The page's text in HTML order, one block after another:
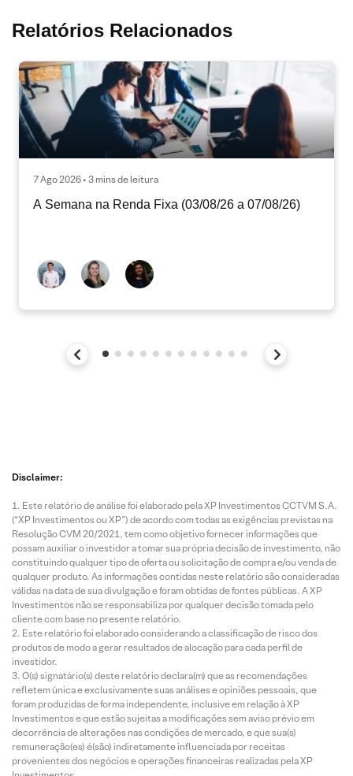
Relatórios Relacionados
7 Ago 2026 • 3 mins de leitura
A Semana na Renda Fixa (03/08/26 a 07/08/26)
Disclaimer:
Este relatório de análise foi elaborado pela XP Investimentos CCTVM S.A.
(“XP Investimentos ou XP”) de acordo com todas as exigências previstas na
Resolução CVM 20/2021, tem como objetivo fornecer informações que
possam auxiliar o investidor a tomar sua própria decisão de investimento, não
constituindo qualquer tipo de oferta ou solicitação de compra e/ou venda de
qualquer produto. As informações contidas neste relatório são consideradas
válidas na data de sua divulgação e foram obtidas de fontes públicas. A XP
Investimentos não se responsabiliza por qualquer decisão tomada pelo
cliente com base no presente relatório.
Este relatório foi elaborado considerando a classificação de risco dos
produtos de modo a gerar resultados de alocação para cada perfil de
investidor.
O(s) signatário(s) deste relatório declara(m) que as recomendações
refletem única e exclusivamente suas análises e opiniões pessoais, que
foram produzidas de forma independente, inclusive em relação à XP
Investimentos e que estão sujeitas a modificações sem aviso prévio em
decorrência de alterações nas condições de mercado, e que sua(s)
remuneração(es) é(são) indiretamente influenciada por receitas
provenientes dos negócios e operações financeiras realizadas pela XP